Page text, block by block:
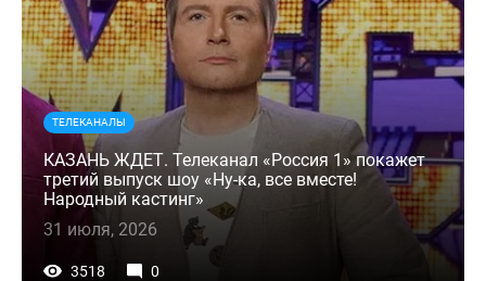
ТЕЛЕКАНАЛЫ
КАЗАНЬ ЖДЕТ. Телеканал «Россия 1» покажет
третий выпуск шоу «Ну-ка, все вместе!
Народный кастинг»
31 июля, 2026
3518 0